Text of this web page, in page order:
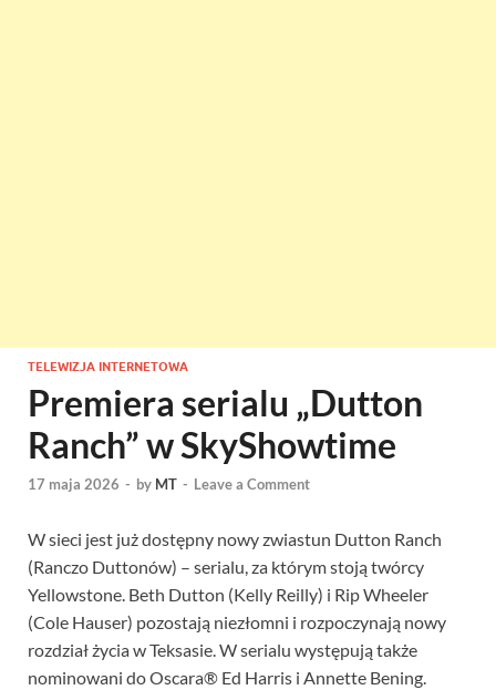
TELEWIZJA INTERNETOWA
Premiera serialu „Dutton
Ranch” w SkyShowtime
17 maja 2026 - by MT - Leave a Comment
W sieci jest już dostępny nowy zwiastun Dutton Ranch
(Ranczo Duttonów) – serialu, za którym stoją twórcy
Yellowstone. Beth Dutton (Kelly Reilly) i Rip Wheeler
(Cole Hauser) pozostają niezłomni i rozpoczynają nowy
rozdział życia w Teksasie. W serialu występują także
nominowani do Oscara® Ed Harris i Annette Bening.